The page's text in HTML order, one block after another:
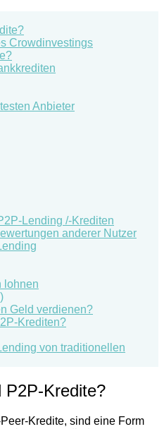
Crowdinvestings
Anbieter
Lending /-Krediten
anderer Nutzer
lohnen
Geld verdienen?
Krediten?
von traditionellen
P2P-Kredite?
Kredite, sind eine Form